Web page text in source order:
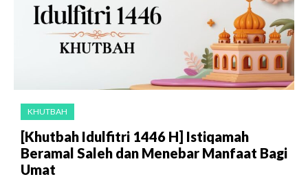
KHUTBAH
[Khutbah Idulfitri 1446 H] Istiqamah
Beramal Saleh dan Menebar Manfaat Bagi
Umat